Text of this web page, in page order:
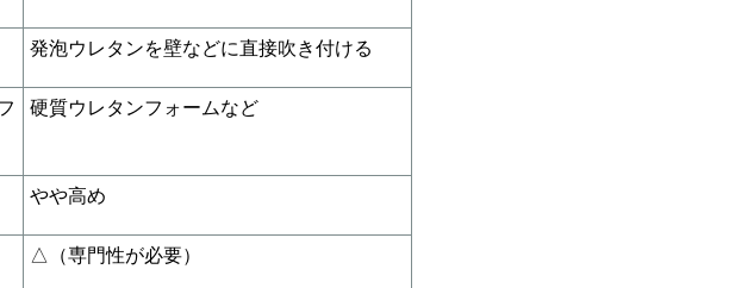
発泡ウレタンを壁などに直接吹き付ける
硬質ウレタンフォームなど
やや高め
△（専門性が必要）